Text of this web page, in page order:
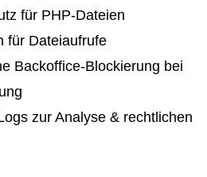
für PHP-Dateien
für Dateiaufrufe
Backoffice-Blockierung bei
zur Analyse & rechtlichen